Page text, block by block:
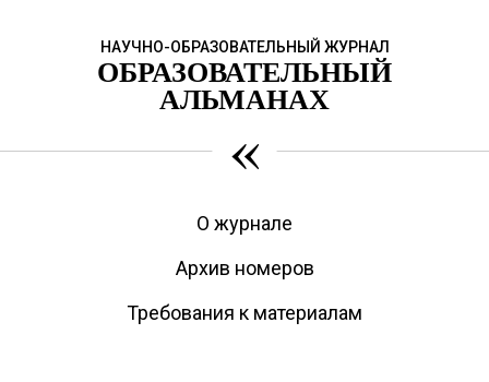
НАУЧНО-ОБРАЗОВАТЕЛЬНЫЙ ЖУРНАЛ
ОБРАЗОВАТЕЛЬНЫЙ
АЛЬМАНАХ
«
О журнале
Архив номеров
Требования к материалам